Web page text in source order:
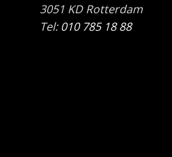
3051 KD Rotterdam
Tel:010 785 18 88